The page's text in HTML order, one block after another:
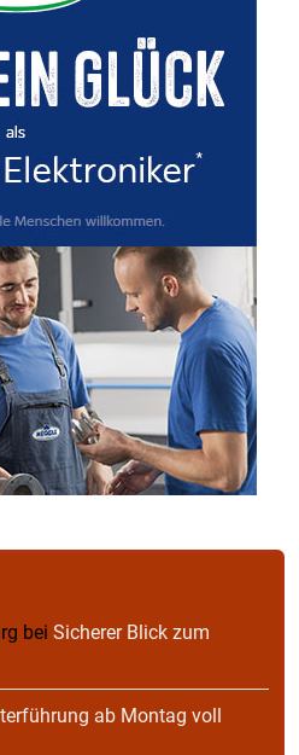
bei Sicherer Blick zum
ab Montag voll